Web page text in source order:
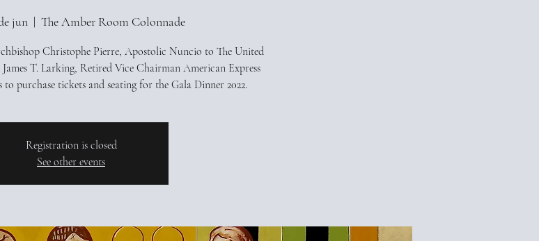
jun
  |
The Amber Room Colonnade
Christophe Pierre, Apostolic Nuncio to The United
T. Larking, Retired Vice Chairman American Express
purchase tickets and seating for the Gala Dinner 2022.
Registration is closed
See other events